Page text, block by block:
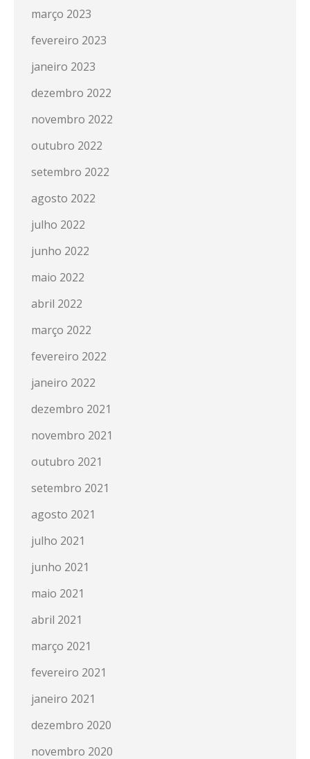
março 2023
fevereiro 2023
janeiro 2023
dezembro 2022
novembro 2022
outubro 2022
setembro 2022
agosto 2022
julho 2022
junho 2022
maio 2022
abril 2022
março 2022
fevereiro 2022
janeiro 2022
dezembro 2021
novembro 2021
outubro 2021
setembro 2021
agosto 2021
julho 2021
junho 2021
maio 2021
abril 2021
março 2021
fevereiro 2021
janeiro 2021
dezembro 2020
novembro 2020